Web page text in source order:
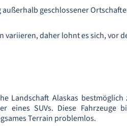
geschlossener
variieren, daher lohnt es sich, vor
Landschaft Alaskas
eines SUVs. Diese Fahrzeuge
Terrain problemlos.